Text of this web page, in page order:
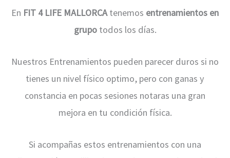
En FIT 4 LIFE MALLORCAtenemos entrenamientos en
grupotodos los días.
Nuestros Entrenamientos pueden parecer duros si no
tienes un nivel físico optimo, pero con ganas y
constancia en pocas sesiones notaras una gran
mejora en tu condición física.
Si acompañas estos entrenamientos con una